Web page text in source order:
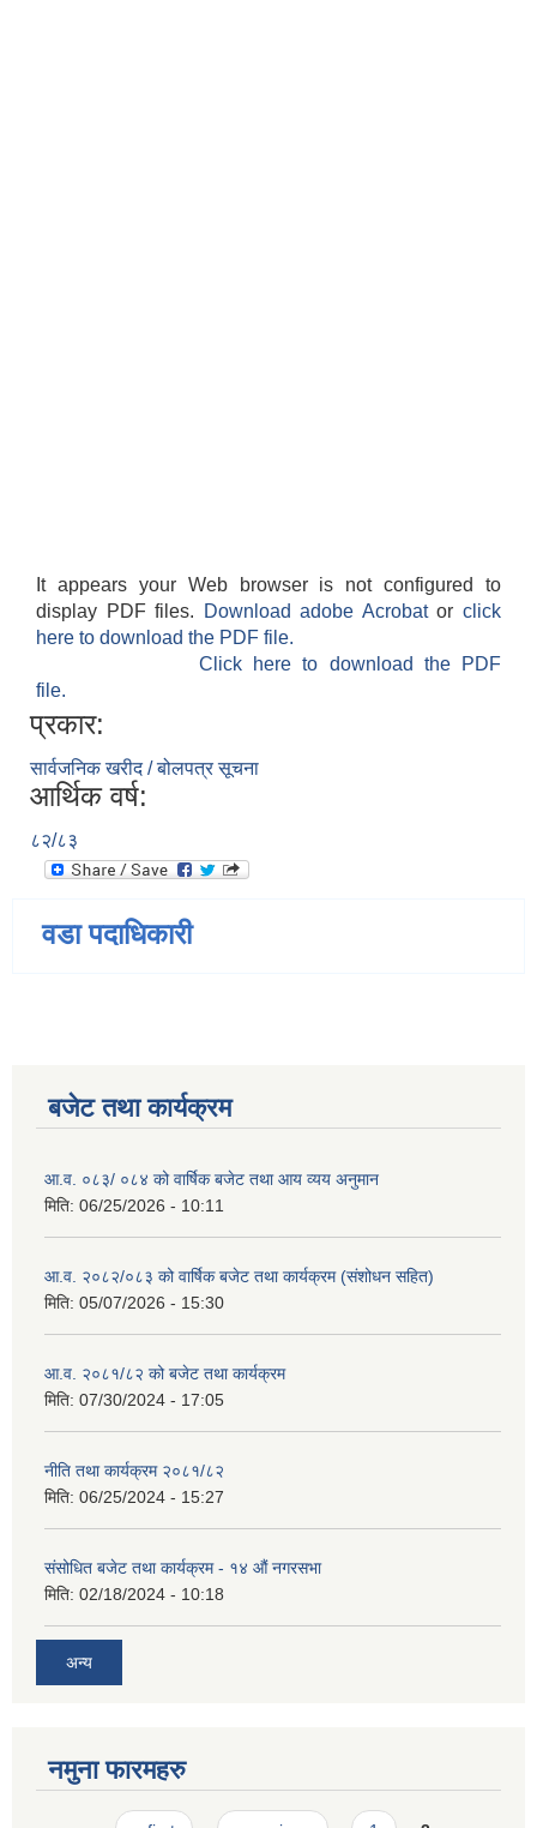
It appears your Web browser is not configured to
display PDF files.
Download adobe Acrobatorclick
here to download the PDF file.
Click here to download the PDF
file.
प्रकार:
सार्वजनिक खरीद / बोलपत्र सूचना
आर्थिक वर्ष:
८२/८३
वडा पदाधिकारी
बजेट तथा कार्यक्रम
आ.व. ०८३/ ०८४ को वार्षिक बजेट तथा आय व्यय अनुमान
मिति: 06/25/2026 - 10:11
आ.व. २०८२/०८३ को वार्षिक बजेट तथा कार्यक्रम (संशोधन सहित)
मिति: 05/07/2026 - 15:30
आ.व. २०८१/८२ को बजेट तथा कार्यक्रम
मिति: 07/30/2024 - 17:05
नीति तथा कार्यक्रम २०८१/८२
मिति: 06/25/2024 - 15:27
संसोधित बजेट तथा कार्यक्रम - १४ औं नगरसभा
मिति: 02/18/2024 - 10:18
अन्य
नमुना फारमहरु